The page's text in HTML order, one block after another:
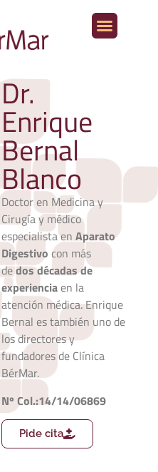
Dr.
Enrique
Bernal
Blanco
Doctor en Medicina y
Cirugía y médico
especialista en Aparato
Digestivo con más
dedos décadas de
experienciaen la
atención médica. Enrique
Bernal es también uno de
los directores y
fundadores de Clínica
BérMar.
Nº Col.:14/14/06869
Pide cita